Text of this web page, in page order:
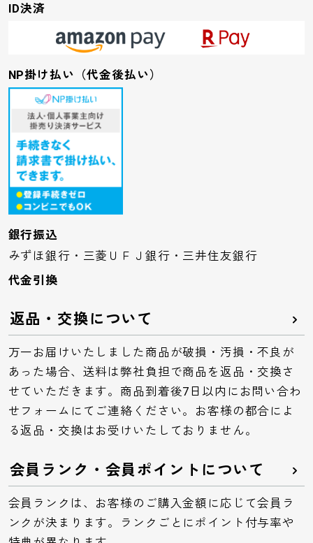
ID決済
NP掛け払い（代金後払い）
銀行振込
みずほ銀行・三菱ＵＦＪ銀行・三井住友銀行
代金引換
返品・交換について
万一お届けいたしました商品が破損・汚損・不良が
あった場合、送料は弊社負担で商品を返品・交換さ
せていただきます。商品到着後7日以内にお問い合わ
せフォームにてご連絡ください。お客様の都合によ
る返品・交換はお受けいたしておりません。
会員ランク・会員ポイントについて
会員ランクは、お客様のご購入金額に応じて会員ラ
ンクが決まります。ランクごとにポイント付与率や